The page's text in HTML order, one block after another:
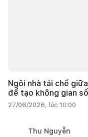
Ngôi nhà tái chế
để tạo không gian
27/06/2026, lúc 10:00
Thu Nguyễn